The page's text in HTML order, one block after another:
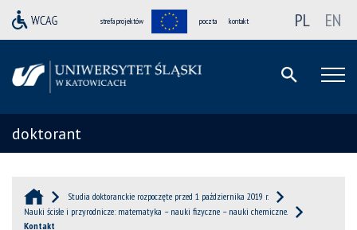
strefa projektów poczta kontakt PL EN
doktorant
Studia doktoranckie rozpoczęte przed 1 października 2019 r.
Nauki ścisłe i przyrodnicze: matematyka – nauki fizyczne – nauki chemiczne.
Kontakt